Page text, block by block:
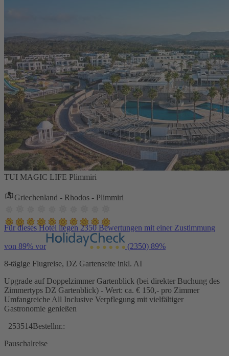
TUI MAGIC LIFE Plimmiri
Griechenland - Rhodos - Plimmiri
Für dieses Hotel liegen 2350 Bewertungen mit einer Zustimmung
von 89% vor (2350) 89%
8-tägige Flugreise, DZ Gartenseite inkl. AI
Upgrade auf Doppelzimmer Gartenblick (bei direkter Buchung des
Zimmertyps DZ Gartenblick) - Wert: ca. € 150,- pro Zimmer
Umfangreiche All Inclusive Verpflegung mit vielfältiger
Gastronomie genießen
253514Bestellnr.:
Pauschalreise